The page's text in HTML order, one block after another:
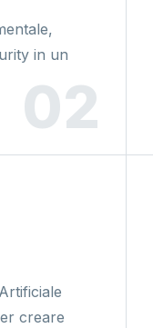
in un
creare